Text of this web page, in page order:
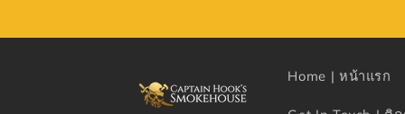
Home | หน้าแรก